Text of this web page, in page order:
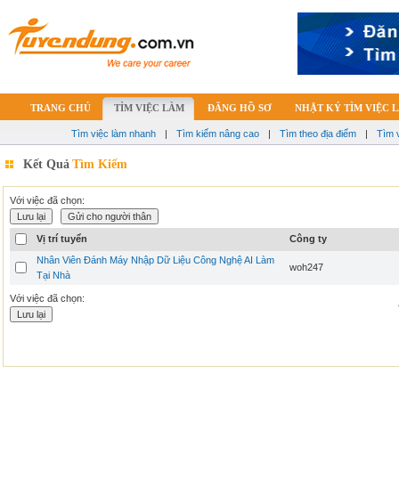
TRANG CHỦ TÌM VIỆC LÀM ĐĂNG HỒ SƠ NHẬT KÝ TÌM VIỆC
Tìm việc làm nhanh | Tìm kiếm nâng cao | Tìm theo địa điểm | Tìm
Kết Quả Tìm Kiếm
Với việc đã chọn:
Vị trí tuyển
Công ty
Nhân Viên Đánh Máy Nhập Dữ Liệu Công Nghệ AI Làm
Tại Nhà
woh247
Với việc đã chọn: